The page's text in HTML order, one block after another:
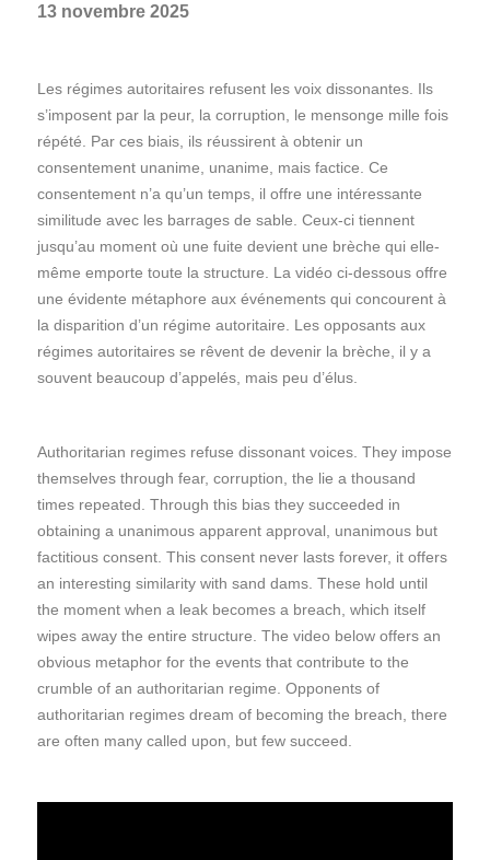
13 novembre 2025
Les régimes autoritaires refusent les voix dissonantes. Ils
s’imposent par la peur, la corruption, le mensonge mille fois
répété. Par ces biais, ils réussirent à obtenir un
consentement unanime, unanime, mais factice. Ce
consentement n’a qu’un temps, il offre une intéressante
similitude avec les barrages de sable. Ceux-ci tiennent
jusqu’au moment où une fuite devient une brèche qui elle-
même emporte toute la structure. La vidéo ci-dessous offre
une évidente métaphore aux événements qui concourent à
la disparition d’un régime autoritaire. Les opposants aux
régimes autoritaires se rêvent de devenir la brèche, il y a
souvent beaucoup d’appelés, mais peu d’élus.
Authoritarian regimes refuse dissonant voices. They impose
themselves through fear, corruption, the lie a thousand
times repeated. Through this bias they succeeded in
obtaining a unanimous apparent approval, unanimous but
factitious consent. This consent never lasts forever, it offers
an interesting similarity with sand dams. These hold until
the moment when a leak becomes a breach, which itself
wipes away the entire structure. The video below offers an
obvious metaphor for the events that contribute to the
crumble of an authoritarian regime. Opponents of
authoritarian regimes dream of becoming the breach, there
are often many called upon, but few succeed.